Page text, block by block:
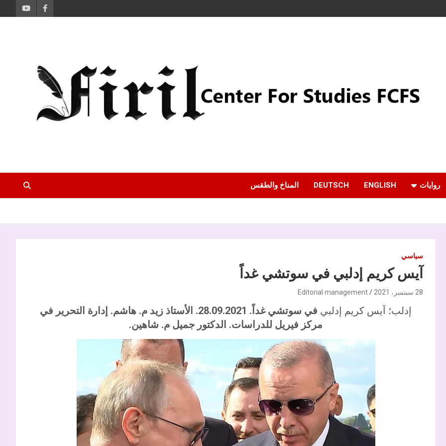
روايات ENGLISH
DEUTSCH المناخ والطقس
سياسي
آيس كريم إدلبي في سوتشي غداً
28 سبتمبر، 2021 Editorial management
إدلب؛ آيس كريم إدلبي
في سوتشي غداً. 28.09.2021. الأستاذ زيد م. هاشم. إدارة التحرير في
مركز فيريل للدراسات. الدكتور جميل م. شاهين.